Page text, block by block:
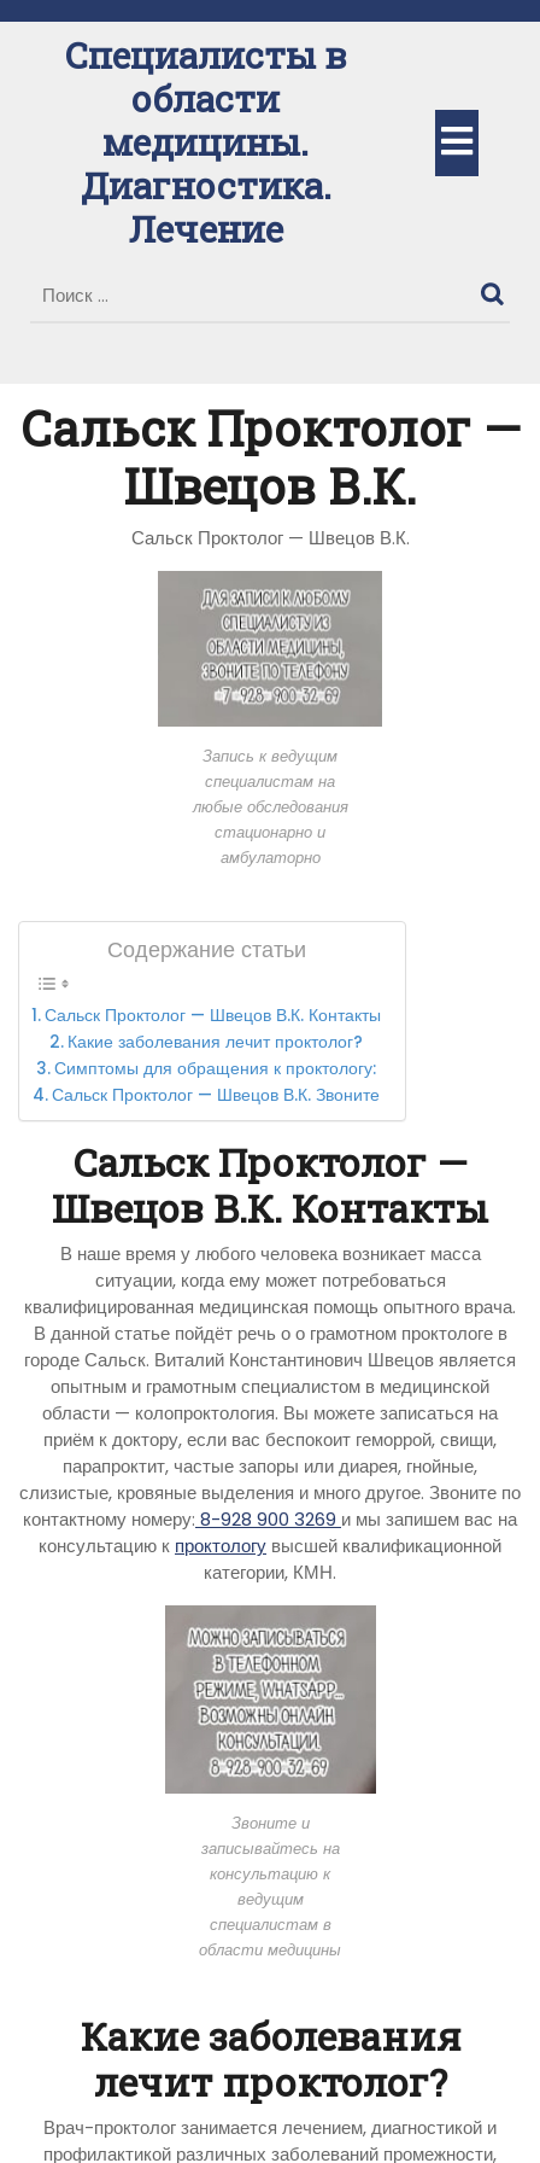
содержимомуСпециалисты в
области
медицины.
Диагностика.
Лечение
Сальск Проктолог —
Швецов В.К.
Сальск Проктолог — Швецов В.К.
Запись к ведущим
специалистам на
любые обследования
стационарно и
амбулаторно
Содержание статьи
Сальск Проктолог — Швецов В.К. Контакты
Какие заболевания лечит проктолог?
Симптомы для обращения к проктологу:
Сальск Проктолог — Швецов В.К. Звоните
Сальск Проктолог —
Швецов В.К. Контакты
В наше время у любого человека возникает масса
ситуации, когда ему может потребоваться
квалифицированная медицинская помощь опытного врача.
В данной статье пойдёт речь о о грамотном проктологе в
городе Сальск. Виталий Константинович Швецов является
опытным и грамотным специалистом в медицинской
области — колопроктология. Вы можете записаться на
приём к доктору, если вас беспокоит геморрой, свищи,
парапроктит, частые запоры или диарея, гнойные,
слизистые, кровяные выделения и много другое. Звоните по
контактному номеру: 8-928 900 3269 и мы запишем вас на
консультацию к проктологу высшей квалификационной
категории, КМН.
Звоните и
записывайтесь на
консультацию к
ведущим
специалистам в
области медицины
Какие заболевания
лечит проктолог?
Врач-проктолог занимается лечением, диагностикой и
профилактикой различных заболеваний промежности,